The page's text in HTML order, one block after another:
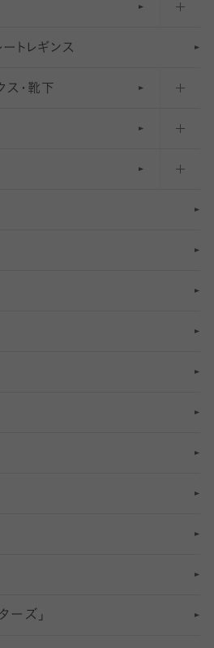
用ソックス
クス（くるぶし上）
はぎ下）
イソックス
ツ
ツ
ツ
ツ
イツ
上（防寒・厚手タイツ）
パン）
ング
ング
ー ト レ ギンス
ス・靴下
ックス・靴下
・靴下
クス・靴下
下
ソックス
ーマー
）
ーズ」